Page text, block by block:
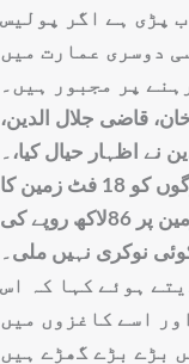
پڑی ہے اگر پولیس
دوسری عمارت میں
پر مجبور ہیں۔
قاضی جلال الدین،
نے اظہار حیال کیا،۔
یور مس قبول نے کہا کہ مستوج سڑک کیلئے 28 زمین لی گئی ہے مگر لوگوں کو 18 فٹ زمین کا
پیسہ دیا جارہا ہے جو سراسر نا انصافی ہے۔ محمد نصیر نے کہا ک میرے زمین پر 86لاکھ روپے کی
نوکری نہیں ملی۔
ہوئے کہا کہ اس
اسے کاغزوں میں
بڑے بڑے گھڑے ہیں